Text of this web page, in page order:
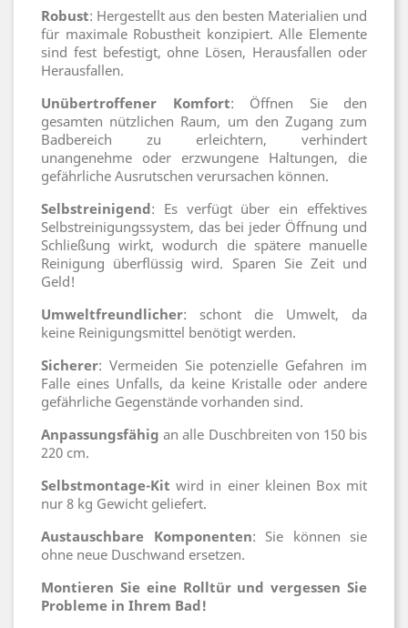
Robust: Hergestellt aus den besten Materialien und
für maximale Robustheit konzipiert. Alle Elemente
sind fest befestigt, ohne Lösen, Herausfallen oder
Herausfallen.
Unübertroffener Komfort: Öffnen Sie den
gesamten nützlichen Raum, um den Zugang zum
Badbereich zu erleichtern, verhindert
unangenehme oder erzwungene Haltungen, die
gefährliche Ausrutschen verursachen können.
Selbstreinigend: Es verfügt über ein effektives
Selbstreinigungssystem, das bei jeder Öffnung und
Schließung wirkt, wodurch die spätere manuelle
Reinigung überflüssig wird. Sparen Sie Zeit und
Geld!
Umweltfreundlicher: schont die Umwelt, da
keine Reinigungsmittel benötigt werden.
Sicherer: Vermeiden Sie potenzielle Gefahren im
Falle eines Unfalls, da keine Kristalle oder andere
gefährliche Gegenstände vorhanden sind.
Anpassungsfähig an alle Duschbreiten von 150 bis
220 cm.
Selbstmontage-Kit wird in einer kleinen Box mit
nur 8 kg Gewicht geliefert.
Austauschbare Komponenten: Sie können sie
ohne neue Duschwand ersetzen.
Montieren Sie eine Rolltür und vergessen Sie
Probleme in Ihrem Bad!